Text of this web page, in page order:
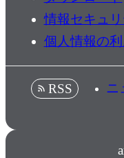
情報セキュリ
個人情報の
RSS ニ